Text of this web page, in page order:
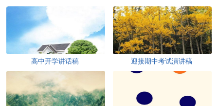
高中开学讲话稿 迎接期中考试演讲稿